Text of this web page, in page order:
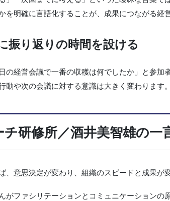
を明確に言語化することが、成果につながる経
振り返りの時間を設ける
の経営会議で一番の収穫は何でしたか」と参加
動や次の会議に対する意識は大きく変わります。
研修所／酒井美智雄の一
、意思決定が変わり、組織のスピードと成果が
がファシリテーションとコミュニケーションの